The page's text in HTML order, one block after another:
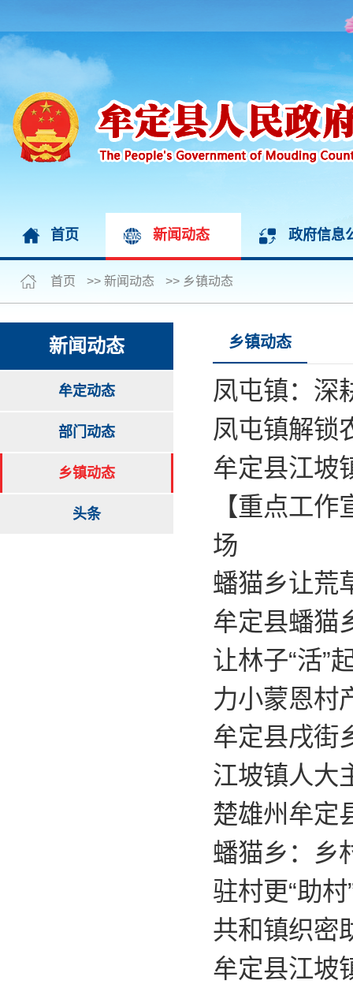
首页 新闻动态 政府信息
首页 >> 新闻动态 >> 乡镇动态
新闻动态
牟定动态
部门动态
乡镇动态
头条
乡镇动态
凤屯镇：深
凤屯镇解锁
牟定县江坡
【重点工
场
蟠猫乡让荒
牟定县蟠猫
让林子“活”
力小蒙恩村
牟定县戌街
江坡镇人大
楚雄州牟定
蟠猫乡：乡
驻村更“助
共和镇织密
牟定县江坡